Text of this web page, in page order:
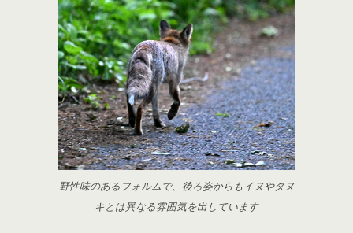
野性味のあるフォルムで、後ろ姿からもイヌやタヌ
キとは異なる雰囲気を出しています